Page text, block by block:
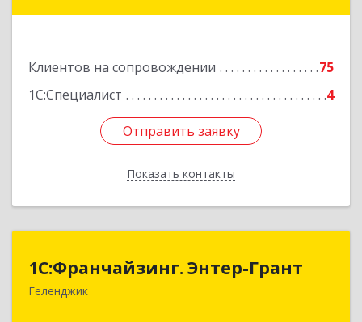
Клиентов на сопровождении
75
1С:Специалист
4
Отправить заявку
Показать контакты
Отправить заявку
Назад
1С:Франчайзинг. Энтер-Грант
Геленджик
1С:Франчайзинг. Энтер-Грант
353467, Краснодарский край, Геленджик г,